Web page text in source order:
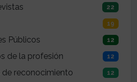
22
19
Públicos 12
de la profesión 12
de reconocimiento 12